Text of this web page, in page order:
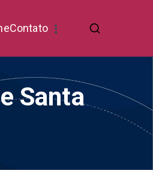
Contato
Santa